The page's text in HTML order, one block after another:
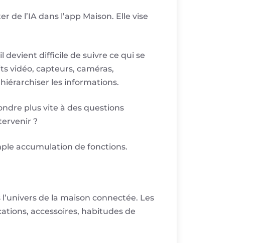
l’IA dans l’app Maison. Elle vise
devient difficile de suivre ce qui se
vidéo, capteurs, caméras,
les informations.
plus vite à des questions
?
accumulation de fonctions.
de la maison connectée. Les
accessoires, habitudes de